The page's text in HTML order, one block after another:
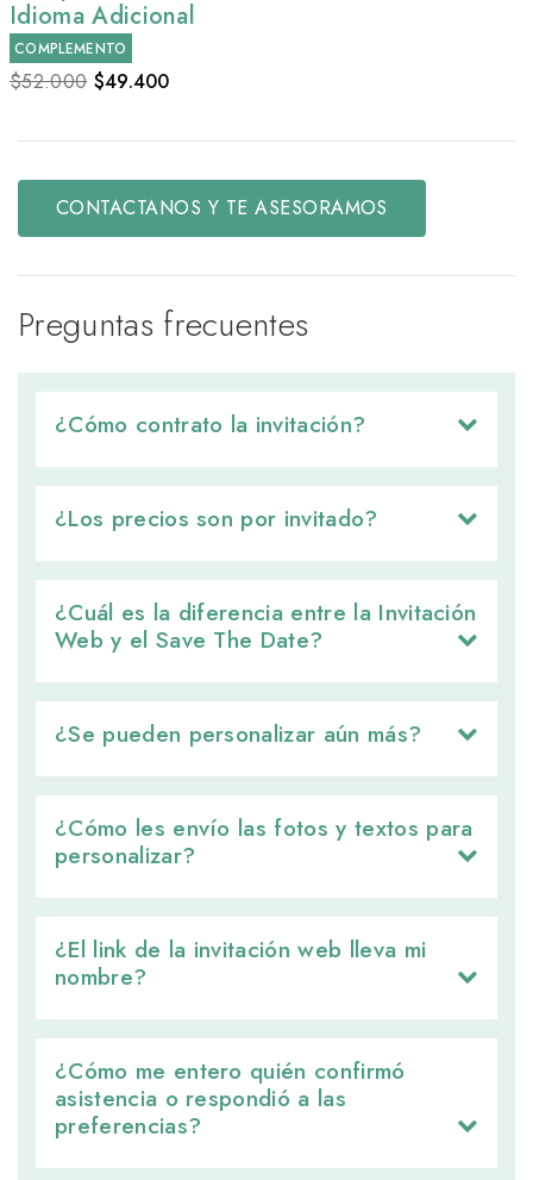
Idioma Adicional
COMPLEMENTO
$52.000$49.400
CONTACTANOS Y TE ASESORAMOS
Preguntas frecuentes
¿Cómo contrato la invitación?
¿Los precios son por invitado?
¿Cuál es la diferencia entre la Invitación
Web y el Save The Date?
¿Se pueden personalizar aún más?
¿Cómo les envío las fotos y textos para
personalizar?
¿El link de la invitación web lleva mi
nombre?
¿Cómo me entero quién confirmó
asistencia o respondió a las
preferencias?